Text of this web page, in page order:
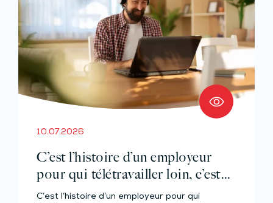
10.07.2026
C’est l’histoire d’un employeur
pour qui télétravailler loin, c’est
aller trop loin…
C’est l’histoire d’un employeur pour qui